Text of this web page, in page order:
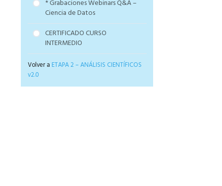
* Grabaciones Webinars Q&A –
Ciencia de Datos
CERTIFICADO CURSO
INTERMEDIO
Volver a ETAPA 2 – ANÁLISIS CIENTÍFICOS
v2.0